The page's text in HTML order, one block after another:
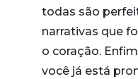
todas são
narrativas que
o coração.
você já está